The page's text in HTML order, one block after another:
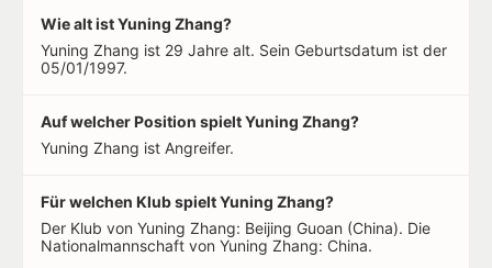
Wie alt ist Yuning Zhang?
Yuning Zhang ist 29 Jahre alt. Sein Geburtsdatum ist der
05/01/1997.
Auf welcher Position spielt Yuning Zhang?
Yuning Zhang ist Angreifer.
Für welchen Klub spielt Yuning Zhang?
Der Klub von Yuning Zhang: Beijing Guoan (China). Die
Nationalmannschaft von Yuning Zhang: China.